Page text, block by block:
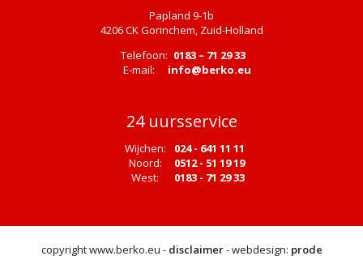
Papland 9-1b
4206 CK Gorinchem, Zuid-Holland
Telefoon: 0183 – 71 29 33
E-mail:
info@berko.eu
24 uursservice
Wijchen:
024 - 641 11 11
Noord:
0512 - 51 19 19
West:
0183 - 71 29 33
copyright www.berko.eu - disclaimer- webdesign: prode